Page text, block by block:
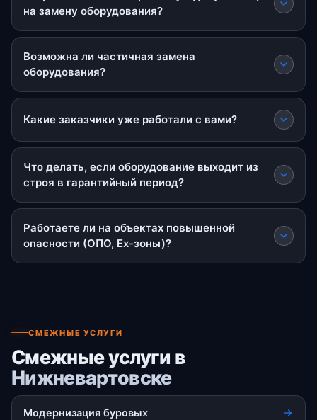
на замену оборудования?
Возможна ли частичная замена
оборудования?
Какие заказчики уже работали с вами?
Что делать, если оборудование выходит из
строя в гарантийный период?
Работаете ли на объектах повышенной
опасности (ОПО, Ex-зоны)?
СМЕЖНЫЕ УСЛУГИ
Смежные услуги в
Нижневартовске
Модернизация буровых